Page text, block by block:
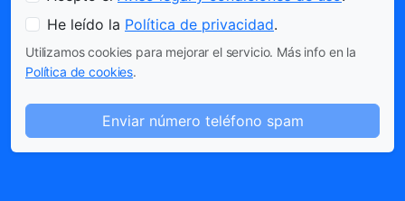
He leído la Política de privacidad.
Utilizamos cookies para mejorar el servicio. Más info en la
Política de cookies.
Enviar número teléfono spam